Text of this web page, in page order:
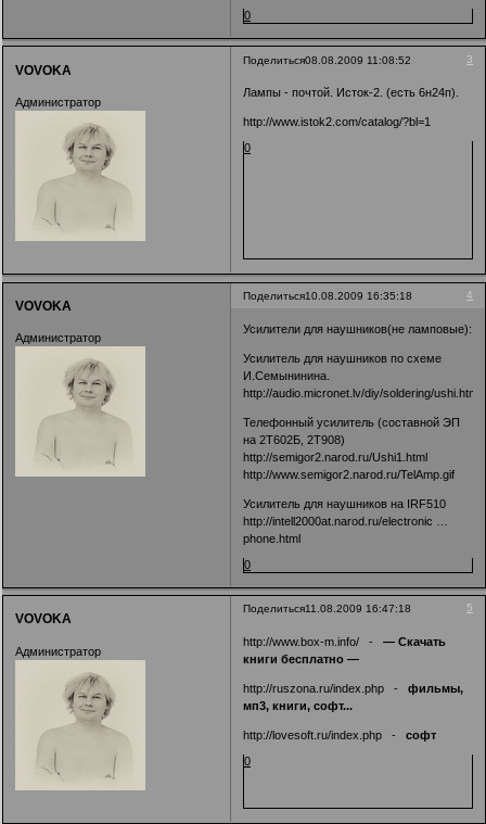
0
Поделиться 3
08.08.2009 11:08:52
VOVOKA
Администратор
Лампы - почтой. Исток-2. (есть 6н24п).
http://www.istok2.com/catalog/?bl=1
0
Поделиться 4
10.08.2009 16:35:18
VOVOKA
Администратор
Усилители для наушников(не ламповые):
Усилитель для наушников по схеме
И.Семынинина.
http://audio.micronet.lv/diy/soldering/ushi.html
Телефонный усилитель (составной ЭП
на 2Т602Б, 2Т908)
http://semigor2.narod.ru/Ushi1.html
http://www.semigor2.narod.ru/TelAmp.gif
Усилитель для наушников на IRF510
http://intell2000at.narod.ru/electronic …
phone.html
0
Поделиться 5
11.08.2009 16:47:18
VOVOKA
Администратор
http://www.box-m.info/ -— Скачать
книги бесплатно —
http://ruszona.ru/index.php -фильмы,
мп3, книги, софт...
http://lovesoft.ru/index.php -софт
0